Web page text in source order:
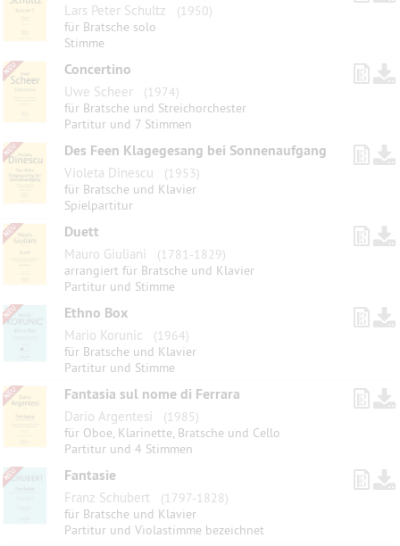
Lars Peter Schultz
(1950)
für Bratsche solo
Stimme
Concertino
Uwe Scheer
(1974)
für Bratsche und Streichorchester
Partitur und 7 Stimmen
Des Feen Klagegesang bei Sonnenaufgang
Violeta Dinescu
(1953)
für Bratsche und Klavier
Spielpartitur
Duett
Mauro Giuliani
(1781-1829)
arrangiert für Bratsche und Klavier
Partitur und Stimme
Ethno Box
Mario Korunic
(1964)
für Bratsche und Klavier
Partitur und Stimme
Fantasia sul nome di Ferrara
Dario Argentesi
(1985)
für Oboe, Klarinette, Bratsche und Cello
Partitur und 4 Stimmen
Fantasie
Franz Schubert
(1797-1828)
für Bratsche und Klavier
Partitur und Violastimme bezeichnet